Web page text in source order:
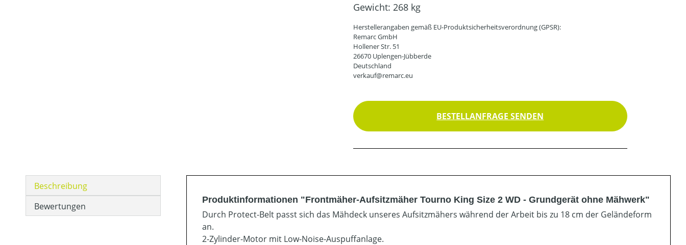
Gewicht: 268 kg
Herstellerangaben gemäß EU-Produktsicherheitsverordnung (GPSR):
Remarc GmbH
Hollener Str. 51
26670 Uplengen-Jübberde
Deutschland
verkauf@remarc.eu
BESTELLANFRAGE SENDEN
Beschreibung
Bewertungen
Produktinformationen "Frontmäher-Aufsitzmäher Tourno King Size 2 WD - Grundgerät ohne Mähwerk"
Durch Protect-Belt passt sich das Mähdeck unseres Aufsitzmähers während der Arbeit bis zu 18 cm der Geländeform
an.
2-Zylinder-Motor mit Low-Noise-Auspuffanlage.